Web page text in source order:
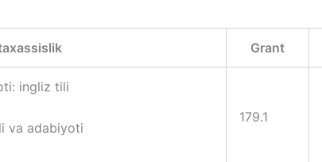
Grant
ingliz tili
va adabiyoti
179.1